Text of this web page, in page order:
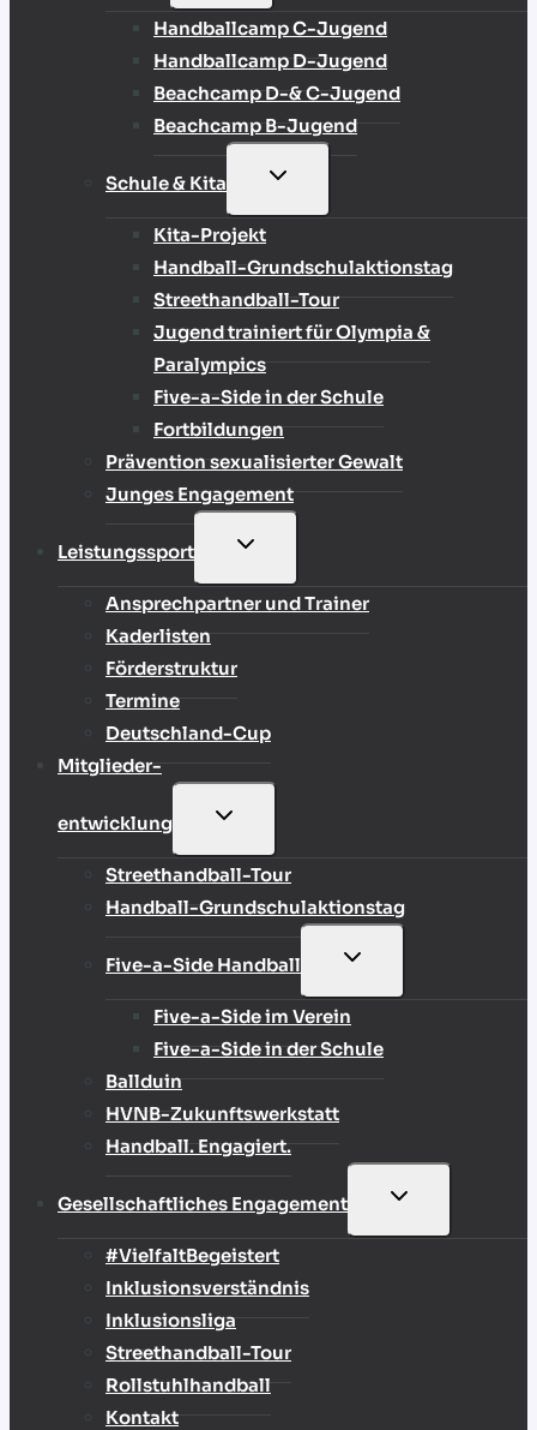
Handballcamp C-Jugend
Handballcamp D-Jugend
Beachcamp D-& C-Jugend
Beachcamp B-Jugend
Schule & Kita
UNTERMENÜ
Kita-Projekt
Handball-Grundschulaktionstag
Streethandball-Tour
Jugend trainiert für Olympia &
Paralympics
Five-a-Side in der Schule
Fortbildungen
Prävention sexualisierter Gewalt
Junges Engagement
Leistungssport
UNTERMENÜ
Ansprechpartner und Trainer
Kaderlisten
Förderstruktur
Termine
Deutschland-Cup
Mitglieder-
entwicklung
UNTERMENÜ
Streethandball-Tour
Handball-Grundschulaktionstag
Five-a-Side Handball
UNTERMENÜ
Five-a-Side im Verein
Five-a-Side in der Schule
Ballduin
HVNB-Zukunftswerkstatt
Handball. Engagiert.
Gesellschaftliches Engagement
UNTERMENÜ
#VielfaltBegeistert
Inklusionsverständnis
Inklusionsliga
Streethandball-Tour
Rollstuhlhandball
Kontakt